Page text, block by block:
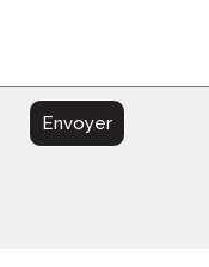
Envoyer